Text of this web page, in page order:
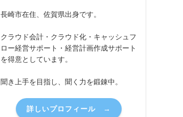
長崎市在住、佐賀県出身です。
クラウド会計・クラウド化・キャッシュフ
ロー経営サポート・経営計画作成サポート
を得意としています。
聞き上手を目指し、聞く力を鍛錬中。
詳しいプロフィール →